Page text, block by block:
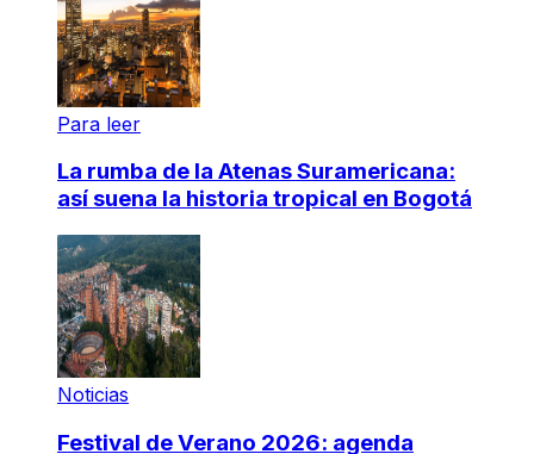
Para leer
La rumba de la Atenas Suramericana:
así suena la historia tropical en Bogotá
Noticias
Festival de Verano 2026: agenda